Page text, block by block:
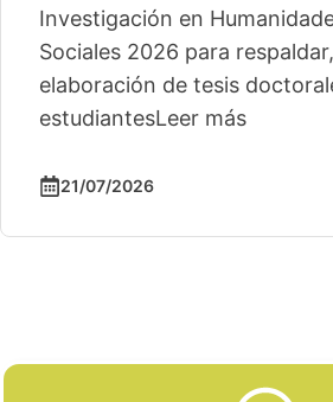
Investigación en
Sociales 2026 para
elaboración de tesis
estudiantesLeer más
21/07/2026